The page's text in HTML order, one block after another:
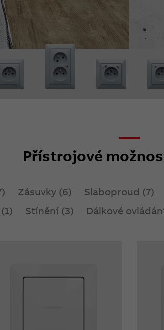
Přístrojové
Zásuvky (6) Slaboproud (7)
Stínění (3) Dálkové